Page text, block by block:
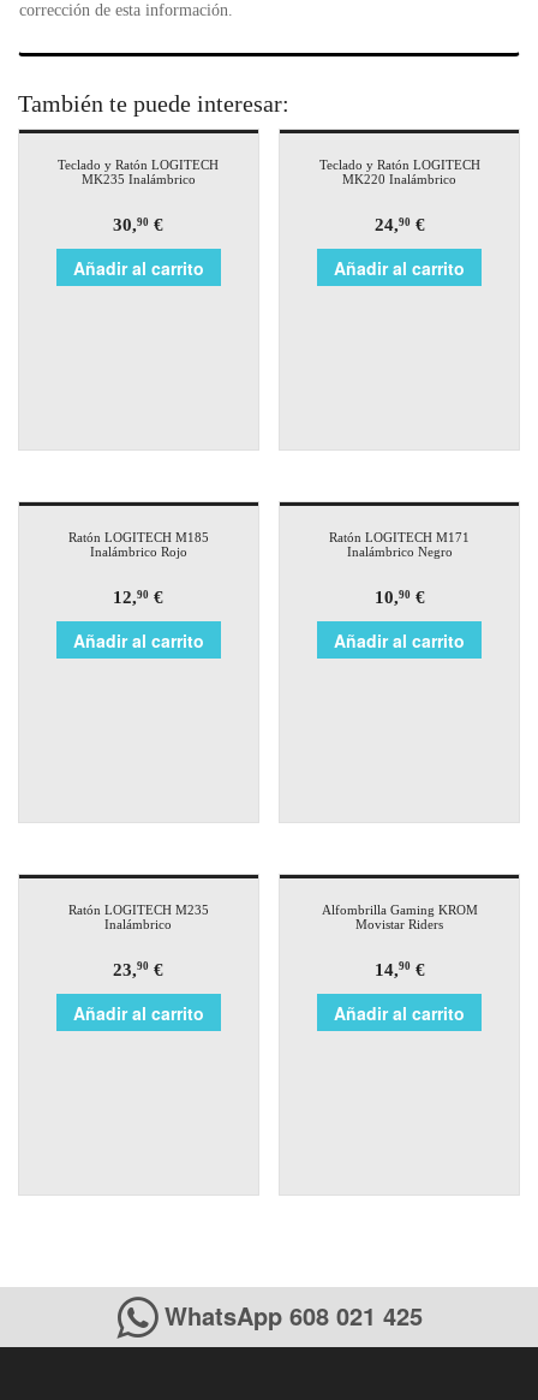
corrección de esta información.
También te puede interesar:
Teclado y Ratón LOGITECH
MK235 Inalámbrico
30,90 €
Añadir al carrito
Teclado y Ratón LOGITECH
MK220 Inalámbrico
24,90€
Añadir al carrito
Ratón LOGITECH M185
Inalámbrico Rojo
12,90 €
Añadir al carrito
Ratón LOGITECH M171
Inalámbrico Negro
10,90€
Añadir al carrito
Ratón LOGITECH M235
Inalámbrico
23,90 €
Añadir al carrito
Alfombrilla Gaming KROM
Movistar Riders
14,90€
Añadir al carrito
WhatsApp 608 021 425